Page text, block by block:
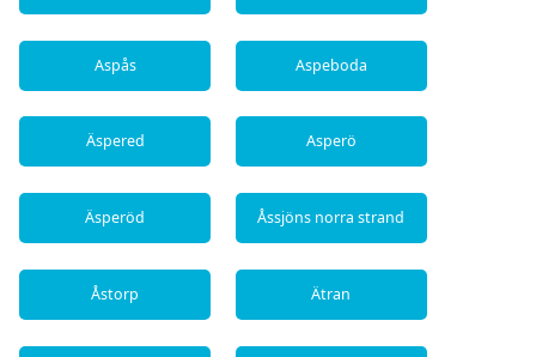
Aspås Aspeboda
Äspered Asperö
Äsperöd Åssjöns norra strand
Åstorp Ätran